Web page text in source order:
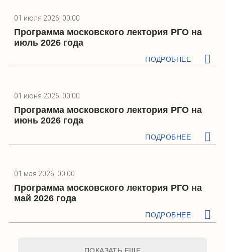
01 июля 2026, 00:00
Программа московского лектория РГО на
июль 2026 года
ПОДРОБНЕЕ
01 июня 2026, 00:00
Программа московского лектория РГО на
июнь 2026 года
ПОДРОБНЕЕ
01 мая 2026, 00:00
Программа московского лектория РГО на
май 2026 года
ПОДРОБНЕЕ
ПОКАЗАТЬ ЕЩЕ